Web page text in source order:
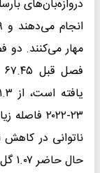
۲۳-۲۰۲۲
حال حاضر ۱.۰۷ گل در هر بازی است.